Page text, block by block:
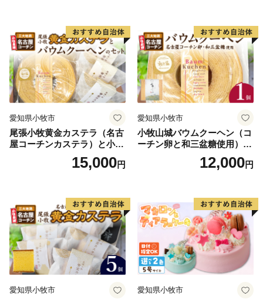
デコレーションケーキ ホー
ルケーキ 人形 かわいい こど
も
凍 愛知県 小牧市 アンプチベ
アやぐま
愛知県小牧市
尾張小牧黄金カステラ（名古
屋コーチンカステラ）と小牧
山城バウムクーヘン（コーチ
ン卵と和三盆糖使用）のセッ
三盆 小牧銘菓 バウムクーヘ
ン 常温 愛知県 小牧市 アンプ
チベアやぐま
15,000円
愛知県小牧市
小牧山城バウムクーヘン（コ
ーチン卵と和三盆糖使用）
名古屋コーチン バームクー
ヘン 和三盆 小牧銘菓 バウム
12,000円
愛知県小牧市 愛知県小牧市